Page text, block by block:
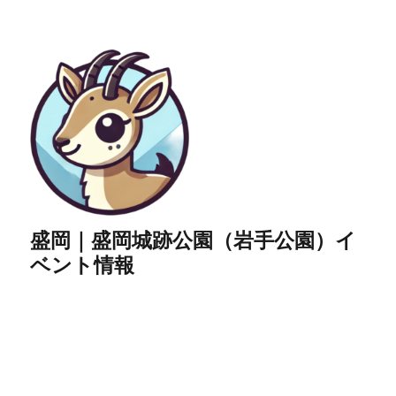
盛岡｜盛岡城跡公園（岩手公園）イ
ベント情報